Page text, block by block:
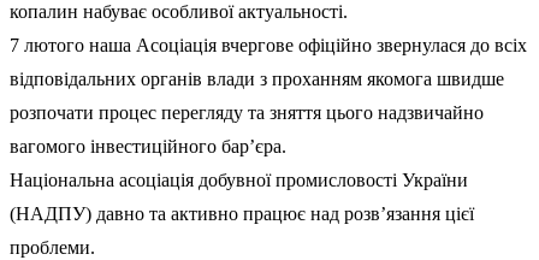
копалин набуває особливої актуальності.
7 лютого наша Асоціація вчергове офіційно звернулася до всіх
відповідальних органів влади з проханням якомога швидше
розпочати процес перегляду та зняття цього надзвичайно
вагомого інвестиційного бар’єра.
Національна асоціація добувної промисловості України
(НАДПУ) давно та активно працює над розв’язання цієї
проблеми.